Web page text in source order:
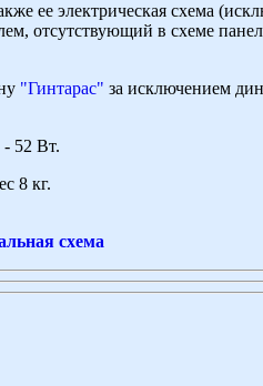
ее электрическая схема
отсутствующий в схеме
"Гинтарас" за исключением
- 52 Вт.
8 кг.
схема